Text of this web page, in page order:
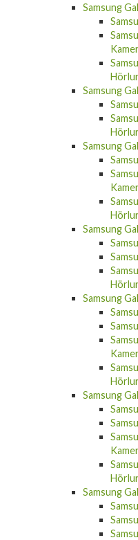
Samsung
Samsung
Samsung
Samsung
Samsung
Samsung
Samsung